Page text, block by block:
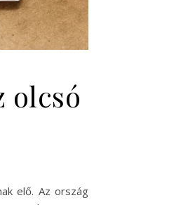
olcsó
elő. Az ország